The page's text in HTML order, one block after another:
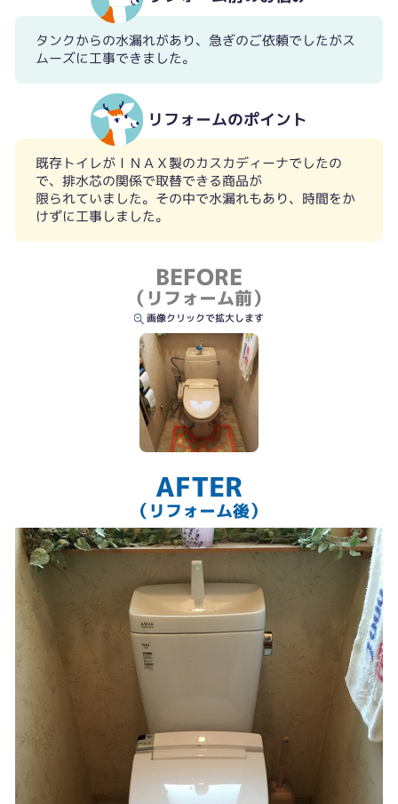
タンクからの水漏れがあり、急ぎのご依頼でしたがス
ムーズに工事できました。
リフォームのポイント
既存トイレがＩＮＡＸ製のカスカディーナでしたの
で、排水芯の関係で取替できる商品が
限られていました。その中で水漏れもあり、時間をか
けずに工事しました。
BEFORE
（リフォーム前）
画像クリックで拡大します
AFTER
（リフォーム後）